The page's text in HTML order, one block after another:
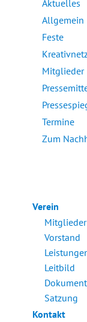
Aktuelles
Allgemein
Feste
Mitglieder
Termine
Zum
Verein
Mitglieder
Vorstand
Leitbild
Satzung
Kontakt